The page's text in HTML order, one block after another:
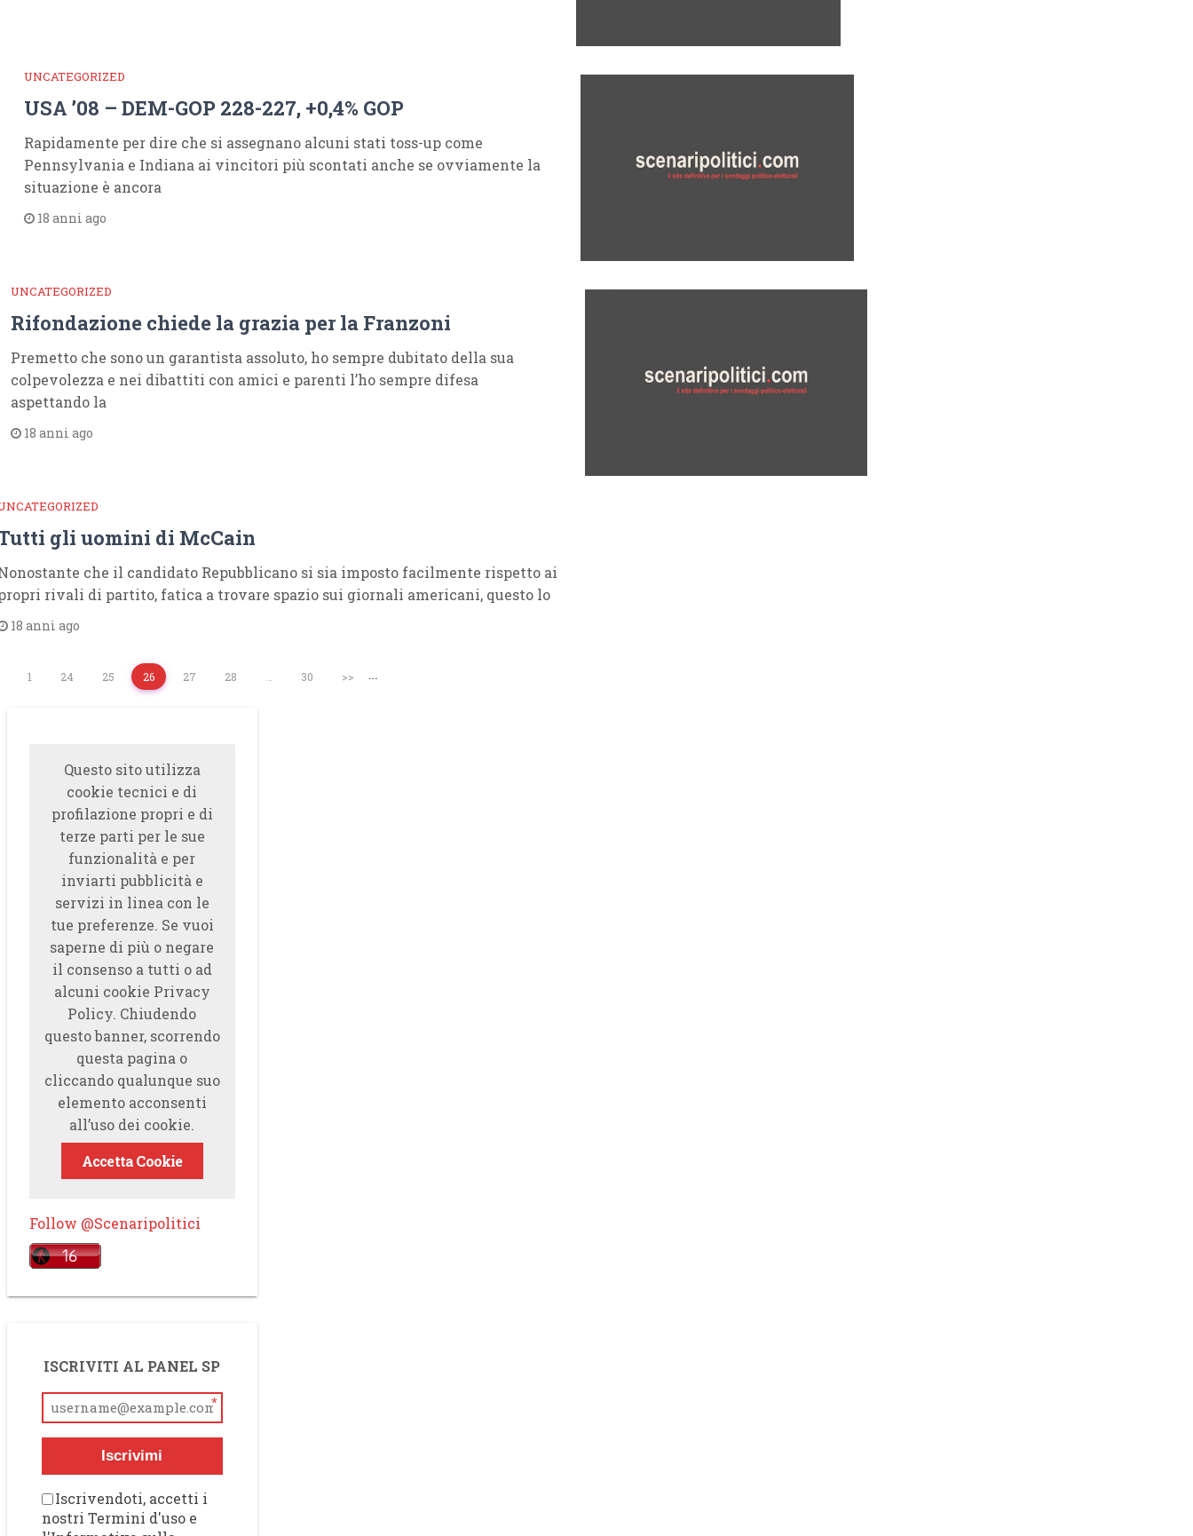
UNCATEGORIZED
USA ’08 – DEM-GOP 228-227, +0,4% GOP
Rapidamente per dire che si assegnano alcuni stati toss-up come
Pennsylvania e Indiana ai vincitori più scontati anche se ovviamente la
situazione è ancora
18 anni ago
UNCATEGORIZED
Rifondazione chiede la grazia per la Franzoni
Premetto che sono un garantista assoluto, ho sempre dubitato della sua
colpevolezza e nei dibattiti con amici e parenti l’ho sempre difesa
aspettando la
18 anni ago
gli uomini di McCain
che il candidato Repubblicano si sia imposto facilmente rispetto ai
rivali di partito, fatica a trovare spazio sui giornali americani, questo lo
18 anni ago
1 …
24 25 26 27 28 30 >>
Questo sito utilizza
cookie tecnici e di
profilazione propri e di
terze parti per le sue
funzionalità e per
inviarti pubblicità e
servizi in linea con le
tue preferenze. Se vuoi
saperne di più o negare
il consenso a tutti o ad
alcuni cookie Privacy
Policy. Chiudendo
questo banner, scorrendo
questa pagina o
cliccando qualunque suo
elemento acconsenti
all’uso dei cookie.
Accetta Cookie
Follow @Scenaripolitici
ISCRIVITI AL PANEL SP
*
Iscrivimi
Iscrivendoti, accetti i
nostri Termini d'uso e